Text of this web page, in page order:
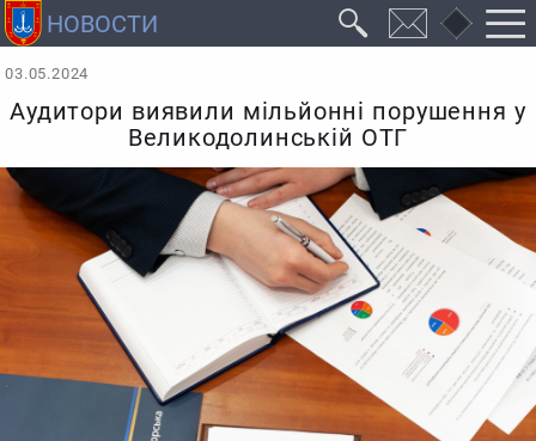
03.05.2024
Аудитори виявили мільйонні порушення у
Великодолинській ОТГ